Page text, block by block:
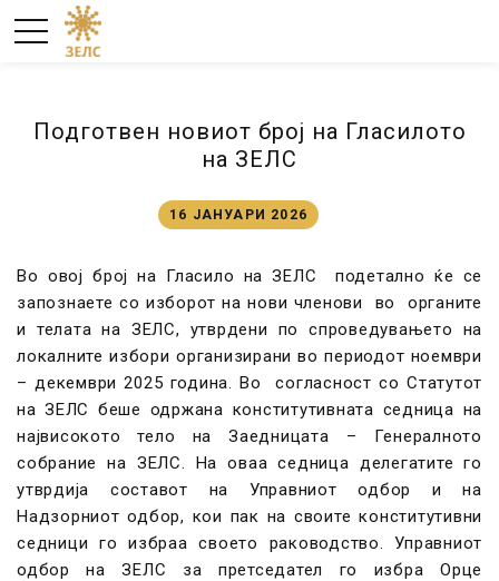
Подготвен новиот број на Гласилото
на ЗЕЛС
16 ЈАНУАРИ 2026
Во овој број на Гласило на ЗЕЛС подетално ќе се
запознаете со изборот на нови членови во органите
и телата на ЗЕЛС, утврдени по спроведувањето на
локалните избори организирани во периодот ноември
– декември 2025 година. Во согласност со Статутот
на ЗЕЛС беше одржана конститутивната седница на
највисокото тело на Заедницата – Генералното
собрание на ЗЕЛС. На оваа седница делегатите го
утврдија составот на Управниот одбор и на
Надзорниот одбор, кои пак на своите конститутивни
седници го избраа своето раководство. Управниот
одбор на ЗЕЛС за претседател го избра Орце